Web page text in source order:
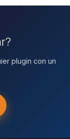
plugin con un